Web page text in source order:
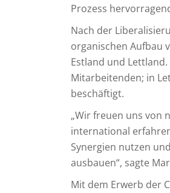
Prozess
Nach der
organischen Aufbau
Estland und
Mitarbeitenden; in
beschäftigt.
„Wir freuen uns von
international
Synergien nutzen
ausbauen“, sagte
Mit dem Erwerb der